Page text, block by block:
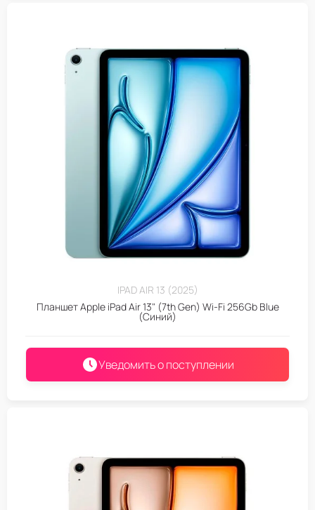
IPAD AIR 13 (2025)
Планшет Apple iPad Air 13" (7th Gen) Wi-Fi 256Gb Blue
(Синий)
Уведомить о поступлении